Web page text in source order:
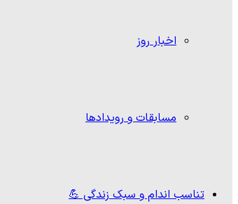
اخبار روز
مسابقات و رویدادها
تناسب اندام و سبک زندگی 💪